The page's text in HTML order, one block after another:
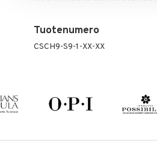
Tuotenumero
CSCH9-S9-1-XX-XX